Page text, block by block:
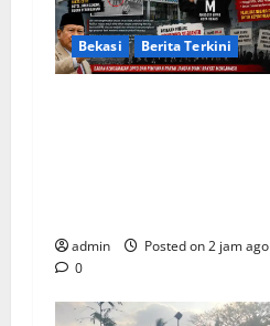
Bekasi Berita Terkini
admin
Posted on 2 jam ago
0